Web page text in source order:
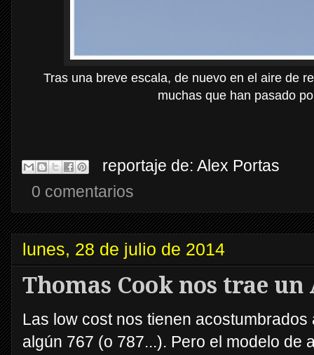
Tras una breve escala, de nuevo en el aire de
muchas que han pasado
reportaje de: Alex Portas
0 comentarios
lunes, 28 de julio de 2014
Thomas Cook nos trae un
Las low cost nos tienen
algún 767 (o 787...). Pero el modelo de